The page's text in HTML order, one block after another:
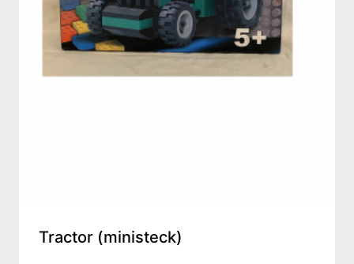
Tractor (ministeck)